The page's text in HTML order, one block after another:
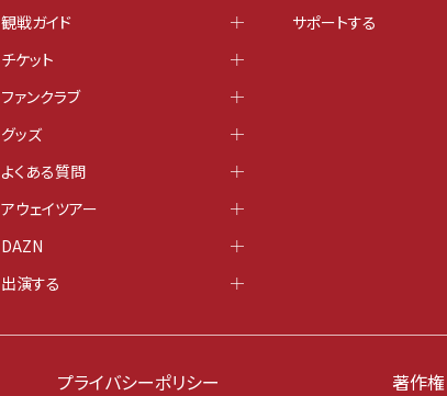
観戦ガイド
チケット
ファンクラブ
グッズ
よくある質問
アウェイツアー
DAZN
出演する
サポートする
プライバシーポリシー 著作